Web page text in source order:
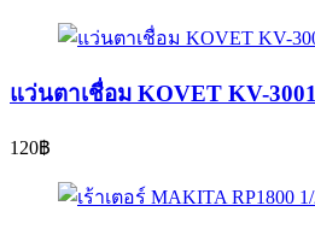
แว่นตาเชื่อม KOVET KV-3001
120฿